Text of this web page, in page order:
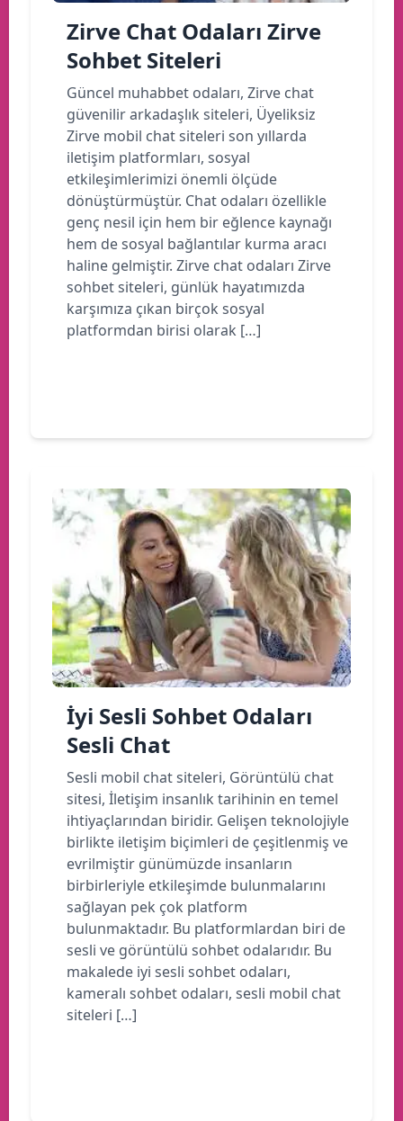
Zirve Chat Odaları Zirve
Sohbet Siteleri
Güncel muhabbet odaları, Zirve chat
güvenilir arkadaşlık siteleri, Üyeliksiz
Zirve mobil chat siteleri son yıllarda
iletişim platformları, sosyal
etkileşimlerimizi önemli ölçüde
dönüştürmüştür. Chat odaları özellikle
genç nesil için hem bir eğlence kaynağı
hem de sosyal bağlantılar kurma aracı
haline gelmiştir. Zirve chat odaları Zirve
sohbet siteleri, günlük hayatımızda
karşımıza çıkan birçok sosyal
platformdan birisi olarak […]
İyi Sesli Sohbet Odaları
Sesli Chat
Sesli mobil chat siteleri, Görüntülü chat
sitesi, İletişim insanlık tarihinin en temel
ihtiyaçlarından biridir. Gelişen teknolojiyle
birlikte iletişim biçimleri de çeşitlenmiş ve
evrilmiştir günümüzde insanların
birbirleriyle etkileşimde bulunmalarını
sağlayan pek çok platform
bulunmaktadır. Bu platformlardan biri de
sesli ve görüntülü sohbet odalarıdır. Bu
makalede iyi sesli sohbet odaları,
kameralı sohbet odaları, sesli mobil chat
siteleri […]